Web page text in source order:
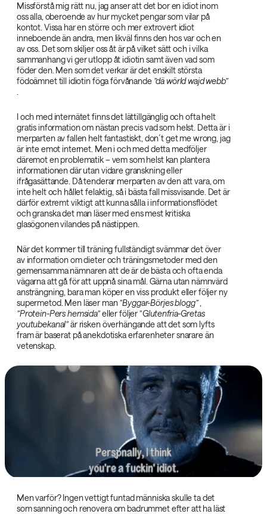
Missförstå mig rätt nu, jag anser att det bor en idiot inom
oss alla, oberoende av hur mycket pengar som vilar på
kontot. Vissa har en större och mer extrovert idiot
inneboende än andra, men likväl finns den hos var och en
av oss. Det som skiljer oss åt är på vilket sätt och i vilka
sammanhang vi ger utlopp åt idiotin samt även vad som
föder den. Men som det verkar är det enskilt största
födoämnet till idiotin föga förvånande ”dä wörld wajd webb”‌
.
I och med internätet finns det lättillgänglig och ofta helt
gratis information om nästan precis vad som helst. Detta är i
merparten av fallen helt fantastiskt, don´t get me wrong, jag
är inte emot internet. Men i och med detta medföljer
däremot en problematik – vem som helst kan plantera
informationen där utan vidare granskning eller
ifrågasättande. Då tenderar merparten av den att vara, om
inte helt och hållet felaktig, så i bästa fall missvisande. Det är
därför extremt viktigt att kunna sålla i informationsflödet
och granska det man läser med ens mest kritiska
glasögonen vilandes på nästippen.
När det kommer till träning fullständigt svämmar det över
av information om dieter och träningsmetoder med den
gemensamma nämnaren att de är de bästa och ofta enda
vägarna att gå för att uppnå sina mål. Gärna utan nämnvärd
ansträngning, bara man köper en viss produkt eller följer ny
supermetod. Men läser man”Byggar-Börjes blogg”‌,
”Protein-Pers hemsida”‌eller följer ”Glutenfria-Gretas
youtubekanal”‌är risken överhängande att det som lyfts
fram är baserat på anekdotiska erfarenheter snarare än
vetenskap.
Men varför? Ingen vettigt funtad människa skulle ta det
som sanning och renovera om badrummet efter att ha läst